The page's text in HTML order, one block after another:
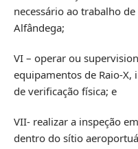
necessário ao trabalho
Alfândega;
VI – operar ou
equipamentos de Raio-X,
de verificação física; e
VII- realizar a inspeção
dentro do sítio